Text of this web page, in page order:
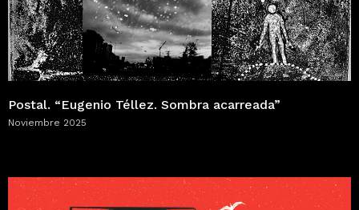
Postal. “Eugenio Téllez. Sombra acarreada”
Noviembre 2025